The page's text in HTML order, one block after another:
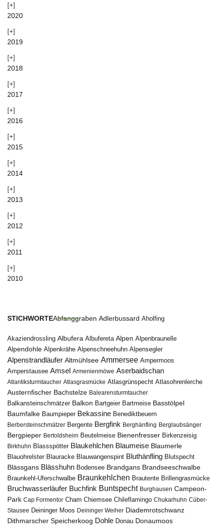
2020
2019
2018
2017
2016
2015
2014
2013
2012
2011
2010
STICHWORTEAbfanggraben Adlerbussard Aholfing
Akaziendrossling Albufera Albufereta Alpen Alpenbraunelle
Alpendohle Alpenkrähe Alpenschneehuhn Alpensegler
Alpenstrandläufer Altmühlsee Ammersee Ampermoos
Amperstausee Amsel Armenienmöwe Aserbaidschan
Atlantiksturmtaucher Atlasgrasmücke Atlasgrünspecht Atlasohrenlerche
Austernfischer Bachstelze Balearensturmtaucher
Balkansteinschmätzer Balkon Bartgeier Bartmeise Basstölpel
Baumfalke Baumpieper Bekassine Benediktbeuern
Berbersteinschmätzer Bergente Bergfink Berghänfling Berglaubsänger
Bergpieper Bertoldsheim Beutelmeise Bienenfresser Birkenzeisig
Birkhuhn Blassspötter Blaukehlchen Blaumeise Blaumerle
Blauohrelster Blauracke Blauwangenspint Bluthänfling Blutspecht
Blässgans Blässhuhn Bodensee Brandgans Brandseeschwalbe
Braunkehl-Uferschwalbe Braunkehlchen Brautente Brillengrasmücke
Bruchwasserläufer Buchfink Buntspecht Burghausen Campeon-
Park Cap Formentor Cham Chiemsee Chileflamingo Chukarhuhn Cúber-
Stausee Deininger Moos Deininger Weiher Diademrotschwanz
Dithmarscher Speicherkoog Dohle Donau Donaumoos